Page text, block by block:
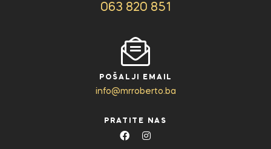
063 820 851
POŠALJI EMAIL
info@mrroberto.ba
PRATITE NAS